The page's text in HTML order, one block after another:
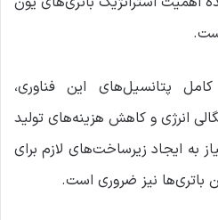
پتانسیل‌های این فناوری،
انرژی و کاهش هزینه‌های تولید
به ایجاد زیرساخت‌های لازم برای
باتری‌ها نیز ضروری است.